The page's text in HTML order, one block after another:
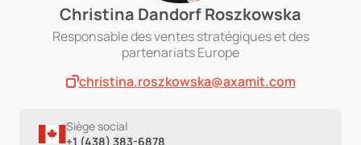
Christina Dandorf Roszkowska
Responsable des ventes stratégiques et des
partenariats Europe
christina.roszkowska@axamit.com
Siège social
+1 (438) 383-6878